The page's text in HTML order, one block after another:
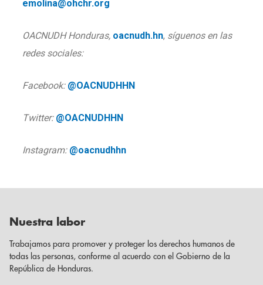
emolina@ohchr.org
OACNUDH Honduras, oacnudh.hn, síguenos en las
redes sociales:
Facebook: @OACNUDHHN
Twitter: @OACNUDHHN
Instagram: @oacnudhhn
Nuestra labor
Trabajamos para promover y proteger los derechos humanos de
todas las personas, conforme al acuerdo con el Gobierno de la
República de Honduras.